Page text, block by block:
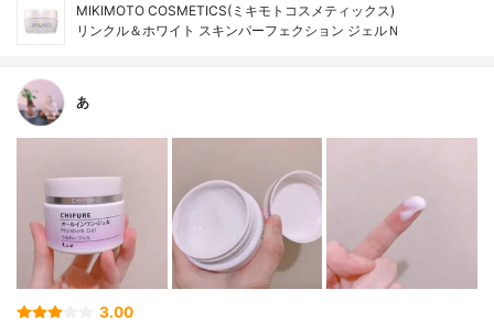
MIKIMOTO COSMETICS(ミキモトコスメティックス)
リンクル＆ホワイト スキンパーフェクション ジェルＮ
あ
3.00